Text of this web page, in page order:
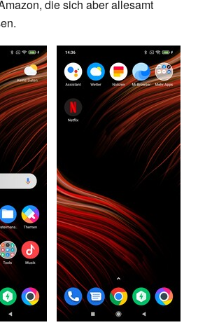
die sich aber allesamt